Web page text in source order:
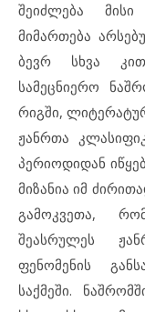
შეიძლება
მიმართება
ბევრ სხვა
სამეცნიერო
რიგში,
ჟანრთა
პერიოდიდან
მიზანია იმ
გამოკვეთა,
შეასრულეს
ფენომენის
საქმეში.